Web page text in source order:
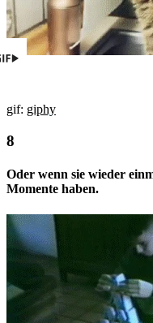
gif: giphy
Oder wenn sie wieder
Momente haben.